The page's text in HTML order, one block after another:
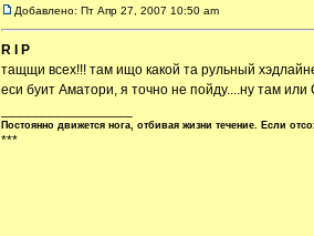
Добавлено: Пт Апр 27, 2007 10:50 am
R I P
тащщи всех!!! там ищо какой та рульный
еси буит Аматори, я точно не пойду....ну там
Постоянно движется нога, отбивая жизни течение. Если
***